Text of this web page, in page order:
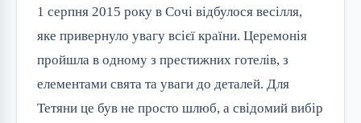
1 серпня 2015 року в Сочі відбулося весілля,
яке привернуло увагу всієї країни. Церемонія
пройшла в одному з престижних готелів, з
елементами свята та уваги до деталей. Для
Тетяни це був не просто шлюб, а свідомий вибір